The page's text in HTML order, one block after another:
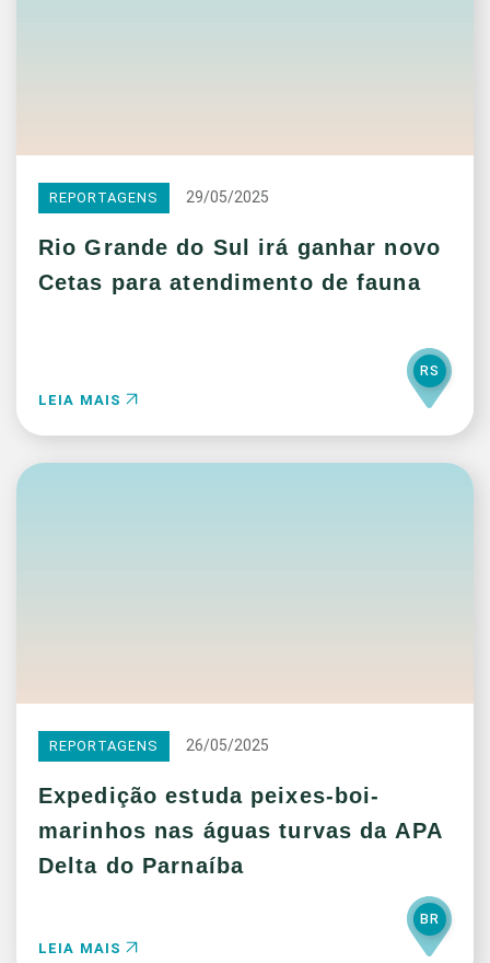
REPORTAGENS 29/05/2025
Rio Grande do Sul irá ganhar novo
Cetas para atendimento de fauna
LEIA MAIS
RS
REPORTAGENS 26/05/2025
Expedição estuda peixes-boi-
marinhos nas águas turvas da APA
Delta do Parnaíba
LEIA MAIS
BR